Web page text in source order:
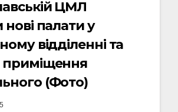
ЦМЛ
нові палати у
відділенні та
(Фото)